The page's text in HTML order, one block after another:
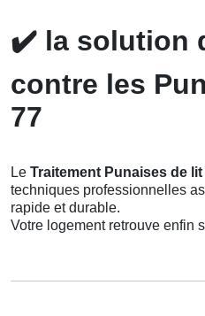
✔️ la solution
contre les
77
Le Traitement Punaises de lit
techniques professionnelles
rapide et durable.
Votre logement retrouve enfin